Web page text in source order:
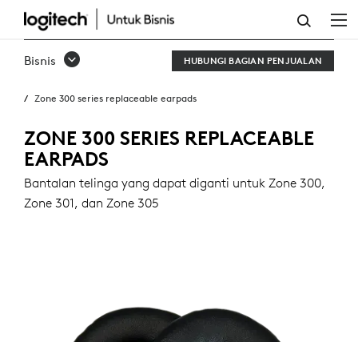
BANTALAN
TELINGA
DAPAT
DIGANTI
SERI
ZONE
Bisnis HUBUNGI BAGIAN PENJUALAN
Zone 300 series replaceable earpads
ZONE 300 SERIES REPLACEABLE
EARPADS
Bantalan telinga yang dapat diganti untuk Zone 300,
Zone 301, dan Zone 305